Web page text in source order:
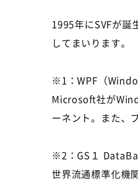
1995年にSVFが誕
してまいります。
※1：WPF（
Microsoft社が
ーネント。また、
※2：GS１
世界流通標準化機